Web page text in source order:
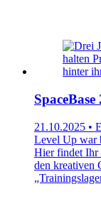
21.10.2025 •
Level Up war
Hier findet Ihr
den kreativen